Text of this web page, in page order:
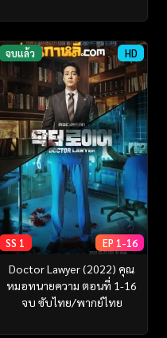
จบแล้ว HD
SS 1 EP 1-16
Doctor Lawyer (2022) คุณ
หมอทนายความ ตอนที่ 1-16
จบ ซับไทย/พากย์ไทย